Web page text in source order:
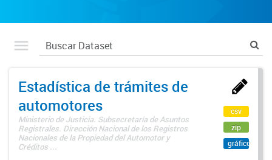
Estadística de trámites de
automotores
Ministerio de Justicia. Subsecretaría de Asuntos
Registrales. Dirección Nacional de los Registros
Nacionales de la Propiedad del Automotor y
Créditos ...
csv
zip
gráfico